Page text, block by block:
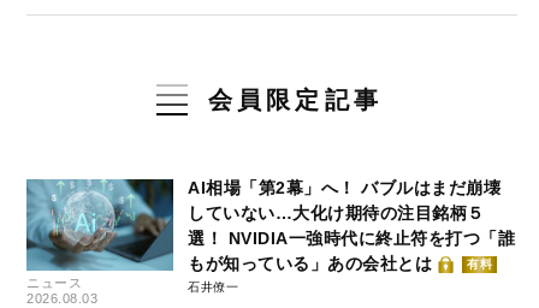
会員限定記事
ニュース
2026.08.03
AI相場「第2幕」へ！ バブルはまだ崩壊
していない…大化け期待の注目銘柄５
選！ NVIDIA一強時代に終止符を打つ「誰
もが知っている」あの会社とは
有料
石井僚一